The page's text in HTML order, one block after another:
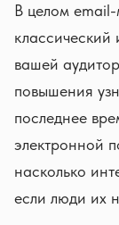
В целом
классический
вашей
повышения
последнее
электронной
насколько
если люди их